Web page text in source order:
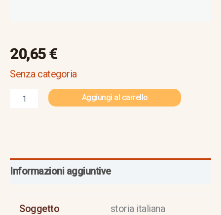
20,65 €
Senza categoria
Aggiungi al carrello
Informazioni aggiuntive
Soggetto storia italiana